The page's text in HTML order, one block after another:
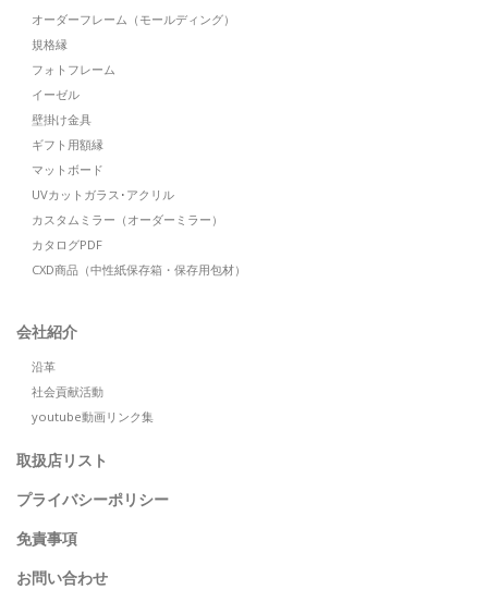
オーダーフレーム（モールディング）
規格縁
フォトフレーム
イーゼル
壁掛け金具
ギフト用額縁
マットボード
UVカットガラス･アクリル
カスタムミラー（オーダーミラー）
カタログPDF
CXD商品（中性紙保存箱・保存用包材）
会社紹介
沿革
社会貢献活動
youtube動画リンク集
取扱店リスト
プライバシーポリシー
免責事項
お問い合わせ